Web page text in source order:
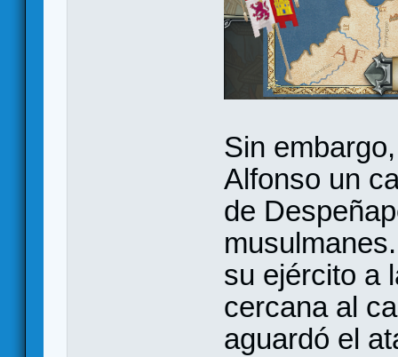
Sin
Alfonso un
de
su ejército a
cercana al
aguardó el